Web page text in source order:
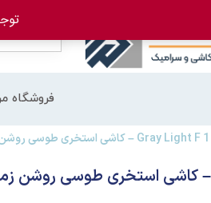
توجه
فروشگاه